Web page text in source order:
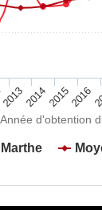
Année d'obtention
2013201420152016